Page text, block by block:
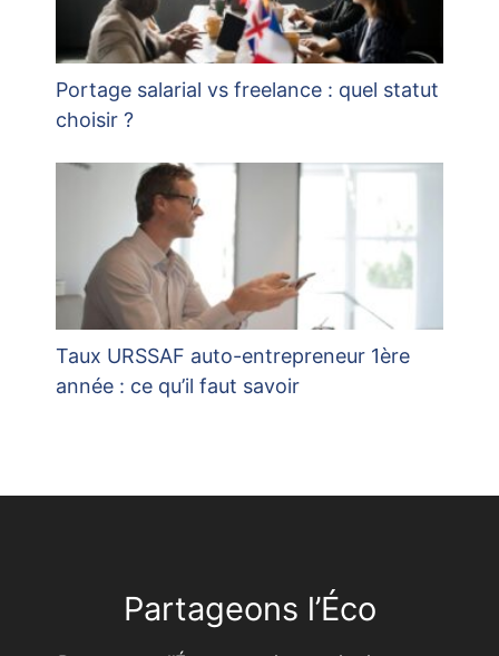
Portage salarial vs freelance : quel statut
choisir ?
Taux URSSAF auto-entrepreneur 1ère
année : ce qu’il faut savoir
Partageons l’Éco